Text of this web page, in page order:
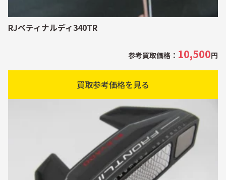
RJベティナルディ340TR
参考買取価格： 10,500円
買取参考価格を見る